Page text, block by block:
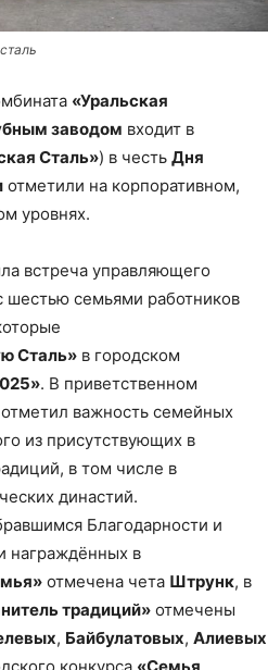
«Уральская
заводом входит в
Сталь») в честь Дня
отметили на корпоративном,
уровнях.
встреча управляющего
шестью семьями работников
Сталь» в городском
. В приветственном
отметил важность семейных
из присутствующих в
в том числе в
династий.
Благодарности и
награждённых в
отмечена чета Штрунк, в
традиций» отмечены
, Байбулатовых, Алиевых